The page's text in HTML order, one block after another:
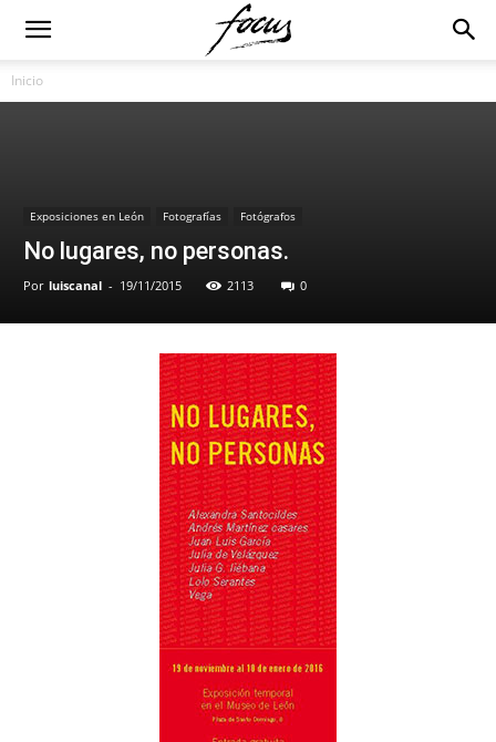
Inicio
Exposiciones en León Fotografías Fotógrafos
No lugares, no personas.
Por luiscanal - 19/11/2015 2113 0